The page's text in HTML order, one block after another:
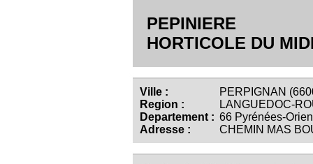
PEPINIERE
HORTICOLE DU
Ville :
PERPIGNAN
Region :
LANGUEDOC-
Departement : 66 Pyrénées-
Adresse :
CHEMIN MAS